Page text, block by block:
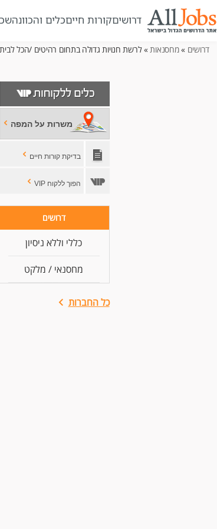
דרושיםקורות חייםכלים והכוונה
דרושים »מחסנאות» לרשת חנויות גדולה בתחום רהיטים /הכל לבית
משרות על המפה
בדיקת קורות חיים
הפוך ללקוח VIP
דרושים
כללי וללא ניסיון
מחסנאי / מלקט
כל החברות